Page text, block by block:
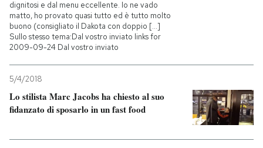
dignitosi e dal menu eccellente. Io ne vado
matto, ho provato quasi tutto ed è tutto molto
buono (consigliato il Dakota con doppio [...]
Sullo stesso tema:Dal vostro inviato links for
2009-09-24 Dal vostro inviato
5/4/2018
Lo stilista Marc Jacobs ha chiesto al suo
fidanzato di sposarlo in un fast food